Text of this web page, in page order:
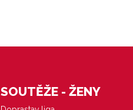
SOUTĚŽE - ŽENY